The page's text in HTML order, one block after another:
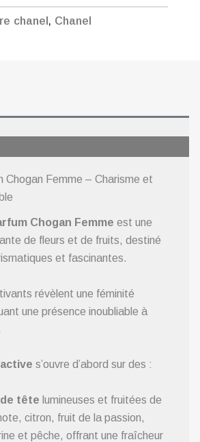
chanel , Chanel
Chogan Femme – Charisme et
Chogan Femme est une
de fleurs et de fruits, destiné
et fascinantes.
révèlent une féminité
une présence inoubliable à
s’ouvre d’abord sur des :
tête lumineuses et fruitées de
citron, fruit de la passion,
et pêche, offrant une fraîcheur